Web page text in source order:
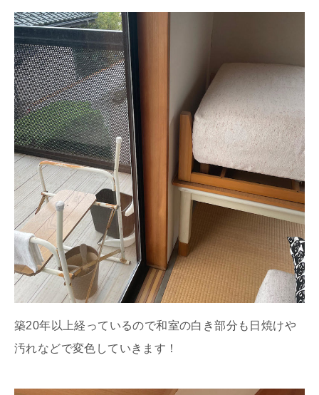
築20年以上経っているので和室の白き部分も日焼けや
汚れなどで変色していきます！